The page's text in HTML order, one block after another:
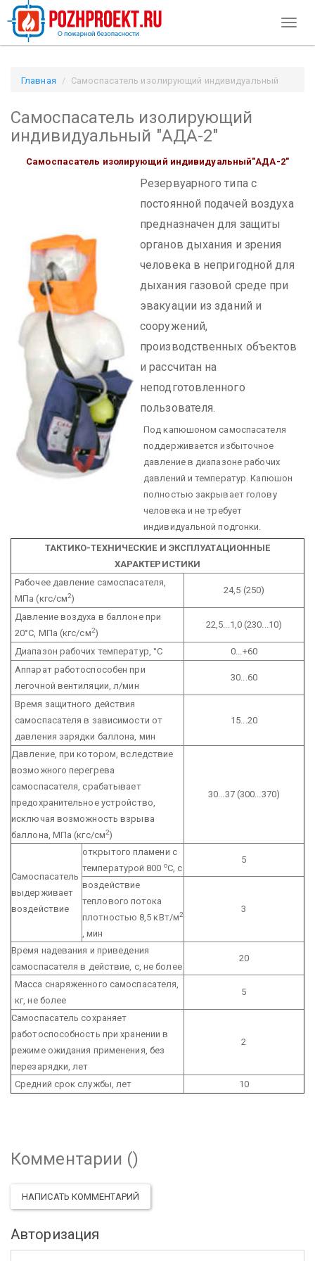
Главная
Самоспасатель изолирующий индивидуальный
Самоспасатель изолирующий
индивидуальный "АДА-2"
Самоспасатель изолирующий индивидуальный"АДА-2"
Резервуарного типа с
постоянной подачей воздуха
предназначен для защиты
органов дыхания и зрения
человека в непригодной для
дыхания газовой среде при
эвакуации из зданий и
сооружений,
производственных объектов
и рассчитан на
неподготовленного
пользователя.
Под капюшоном самоспасателя
поддерживается избыточное
давление в диапазоне рабочих
давлений и температур. Капюшон
полностью закрывает голову
человека и не требует
индивидуальной подгонки.
ТАКТИКО-ТЕХНИЧЕСКИЕ И ЭКСПЛУАТАЦИОННЫЕ
ХАРАКТЕРИСТИКИ
Рабочее давление самоспасателя,
МПа (кгс/см2)
24,5 (250)
Давление воздуха в баллоне при
20°С, МПа (кгс/см2)
22,5...1,0 (230...10)
Диапазон рабочих температур, °С
0...+60
Аппарат работоспособен при
легочной вентиляции, л/мин
30...60
Время защитного действия
самоспасателя в зависимости от
давления зарядки баллона, мин
15...20
Давление, при котором, вследствие
возможного перегрева
самоспасателя, срабатывает
предохранительное устройство,
исключая возможность взрыва
баллона, МПа (кгс/см2)
30...37 (300...370)
Самоспасатель
выдерживает
воздействие
открытого пламени с
температурой 800 оС, с
5
воздействие
теплового потока
плотностью 8,5 кВт/м2
, мин
3
Время надевания и приведения
самоспасателя в действие, с, не более
20
Масса снаряженного самоспасателя,
кг, не более
5
Самоспасатель сохраняет
работоспособность при хранении в
режиме ожидания применения, без
перезарядки, лет
2
Средний срок службы, лет 10
Комментарии ()
НАПИСАТЬ КОММЕНТАРИЙ
Авторизация